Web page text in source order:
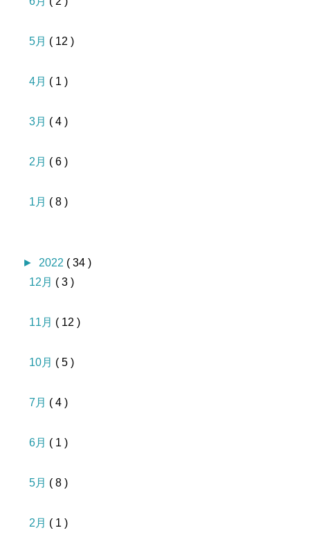
5月 ( 12 )
4月 ( 1 )
3月 ( 4 )
2月 ( 6 )
1月 ( 8 )
► 2022 ( 34 )
12月 ( 3 )
11月 ( 12 )
10月 ( 5 )
7月 ( 4 )
6月 ( 1 )
5月 ( 8 )
2月 ( 1 )